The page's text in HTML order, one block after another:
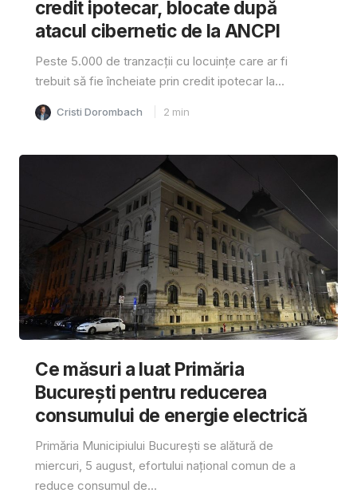
credit ipotecar, blocate după
atacul cibernetic de la ANCPI
Peste 5.000 de tranzacții cu locuințe care ar fi
trebuit să fie încheiate prin credit ipotecar la...
Cristi Dorombach 2 min
Ce măsuri a luat Primăria
București pentru reducerea
consumului de energie electrică
Primăria Municipiului București se alătură de
miercuri, 5 august, efortului național comun de a
reduce consumul de...